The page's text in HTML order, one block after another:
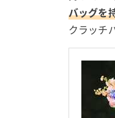
バッグを
クラッチ